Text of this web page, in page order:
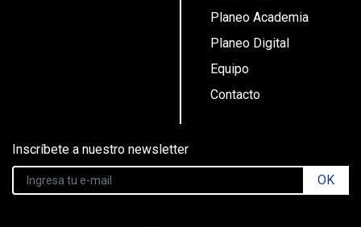
Planeo Academia
Planeo Digital
Equipo
Contacto
Inscríbete a nuestro newsletter
OK